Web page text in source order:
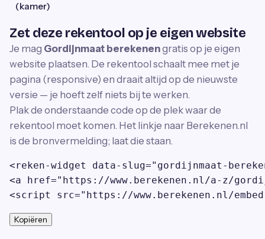
(kamer)
Zet deze rekentool op je eigen website
Je mag Gordijnmaat berekenengratis op je eigen
website plaatsen. De rekentool schaalt mee met je
pagina (responsive) en draait altijd op de nieuwste
versie — je hoeft zelf niets bij te werken.
Plak de onderstaande code op de plek waar de
rekentool moet komen. Het linkje naar Berekenen.nl
is de bronvermelding; laat die staan.
<reken-widget data-slug="gordijnmaat-
<a href="https://www.berekenen.nl/a-z/
<script src="https://www.berekenen.nl/
Kopiëren